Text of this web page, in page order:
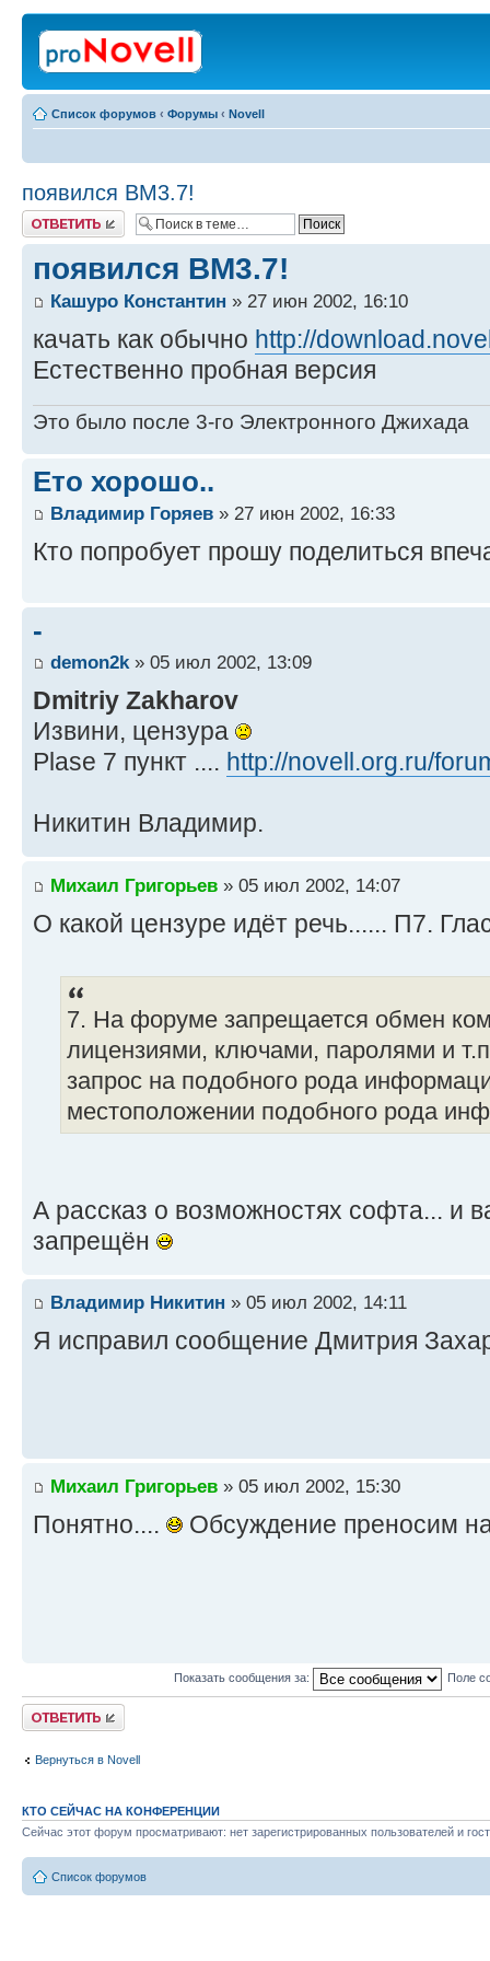
Список форумов ‹ Форумы ‹ Novell
появился ВМ3.7!
Ответить
появился ВМ3.7!
Кашуро Константин » 27 июн 2002, 16:10
качать как обычно http://
Естественно пробная версия
Это было после 3-го Электронного Джихада
Ето хорошо..
Владимир Горяев » 27 июн 2002, 16:33
Кто попробует прошу поделиться
-
demon2k» 05 июл 2002, 13:09
Dmitriy Zakharov
Извини, цензура
Plase 7 пункт .... http://novell.org.ru/
Никитин Владимир.
Михаил Григорьев » 05 июл 2002, 14:07
О какой цензуре идёт речь...... П7.
7. На форуме запрещается обмен
лицензиями, ключами, паролями и
запрос на подобного рода
местоположении подобного рода
А рассказ о возможностях софта... и
запрещён
Владимир Никитин » 05 июл 2002, 14:11
Я исправил сообщение Дмитрия
Михаил Григорьев » 05 июл 2002, 15:30
Понятно.... Обсуждение преносим
Показать сообщения за: Поле
Ответить
Вернуться в Novell
КТО СЕЙЧАС НА КОНФЕРЕНЦИИ
Сейчас этот форум просматривают: нет зарегистрированных пользователей и
Список форумов